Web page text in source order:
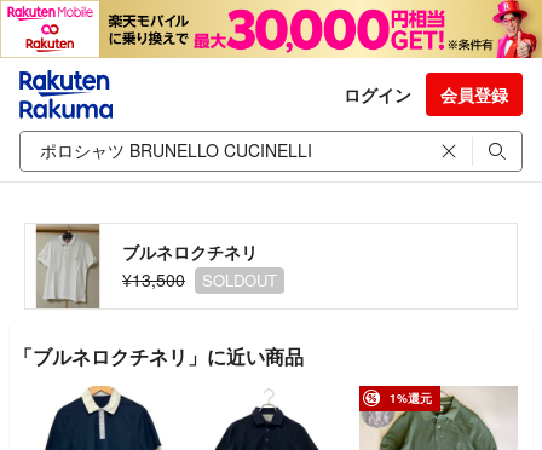
ログイン 会員登録
ブルネロクチネリ
¥13,500
SOLDOUT
「ブルネロクチネリ」に近い商品
1%還元